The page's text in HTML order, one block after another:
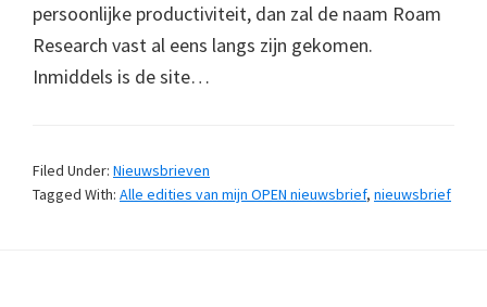
persoonlijke productiviteit, dan zal de naam Roam
Research vast al eens langs zijn gekomen.
Inmiddels is de site…
Filed Under: Nieuwsbrieven
Tagged With: Alle edities van mijn OPEN nieuwsbrief, nieuwsbrief